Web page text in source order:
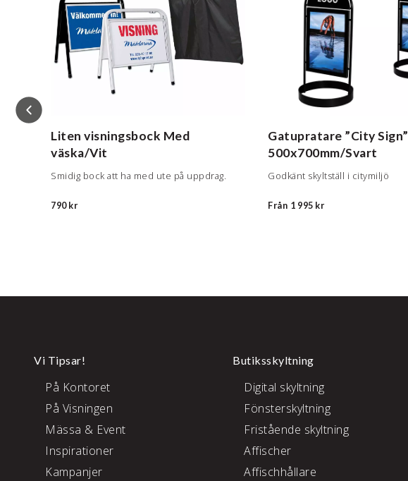
Liten visningsbock Med
väska/Vit
Smidig bock att ha med ute på uppdrag.
790 kr
Gatupratare ”City Sign”
500x700mm/Svart
Godkänt skyltställ i citymiljö
Från 1 995 kr
Vi Tipsar!
På Kontoret
På Visningen
Mässa & Event
Inspirationer
Kampanjer
Butiksskyltning
Digital skyltning
Fönsterskyltning
Fristående skyltning
Affischer
Affischhållare